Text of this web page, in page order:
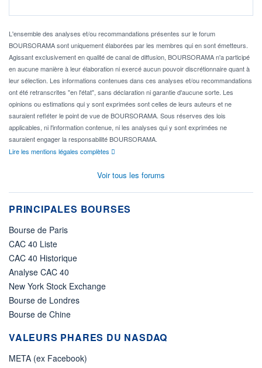
L'ensemble des analyses et/ou recommandations présentes sur le forum
BOURSORAMA sont uniquement élaborées par les membres qui en sont émetteurs.
Agissant exclusivement en qualité de canal de diffusion, BOURSORAMA n'a participé
en aucune manière à leur élaboration ni exercé aucun pouvoir discrétionnaire quant à
leur sélection. Les informations contenues dans ces analyses et/ou recommandations
ont été retranscrites "en l'état", sans déclaration ni garantie d'aucune sorte. Les
opinions ou estimations qui y sont exprimées sont celles de leurs auteurs et ne
sauraient refléter le point de vue de BOURSORAMA. Sous réserves des lois
applicables, ni l'information contenue, ni les analyses qui y sont exprimées ne
sauraient engager la responsabilité BOURSORAMA.
Lire les mentions légales complètes
Voir tous les forums
PRINCIPALES BOURSES
Bourse de Paris
CAC 40 Liste
CAC 40 Historique
Analyse CAC 40
New York Stock Exchange
Bourse de Londres
Bourse de Chine
VALEURS PHARES DU NASDAQ
META (ex Facebook)